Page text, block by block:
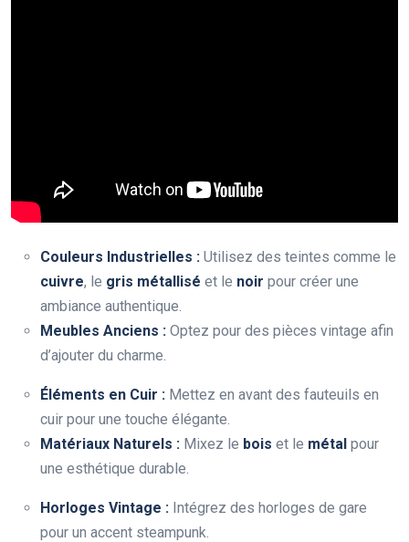
Couleurs Industrielles : Utilisez des teintes comme le
cuivre, le gris métallisé et le noir pour créer une
ambiance authentique.
Meubles Anciens : Optez pour des pièces vintage afin
d’ajouter du charme.
Éléments en Cuir : Mettez en avant des fauteuils en
cuir pour une touche élégante.
Matériaux Naturels : Mixez le bois et le métal pour
une esthétique durable.
Horloges Vintage : Intégrez des horloges de gare
pour un accent steampunk.